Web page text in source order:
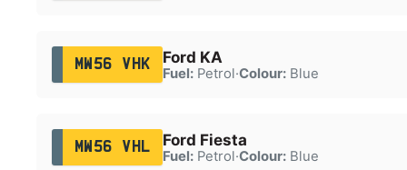
MW56 VHK Ford KA
Fuel:Petrol·Colour:Blue
MW56 VHL Ford Fiesta
Fuel:Petrol·Colour:Blue